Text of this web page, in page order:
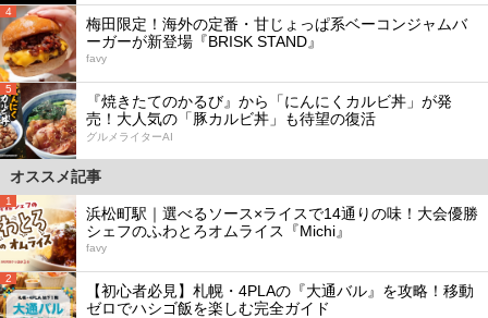
4
梅田限定！海外の定番・甘じょっぱ系ベーコンジャムバ
ーガーが新登場『BRISK STAND』
favy
5
『焼きたてのかるび』から「にんにくカルビ丼」が発
売！大人気の「豚カルビ丼」も待望の復活
グルメライターAI
オススメ記事
1
浜松町駅｜選べるソース×ライスで14通りの味！大会優勝
シェフのふわとろオムライス『Michi』
favy
2
【初心者必見】札幌・4PLAの『大通バル』を攻略！移動
ゼロでハシゴ飯を楽しむ完全ガイド